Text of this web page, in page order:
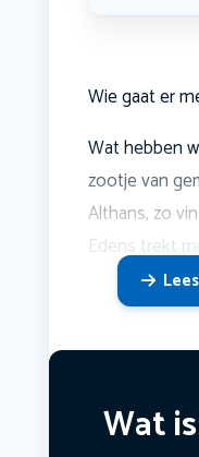
Wie gaat er
Wat hebben
zootje van
Althans, zo
Edens trekt
Wat